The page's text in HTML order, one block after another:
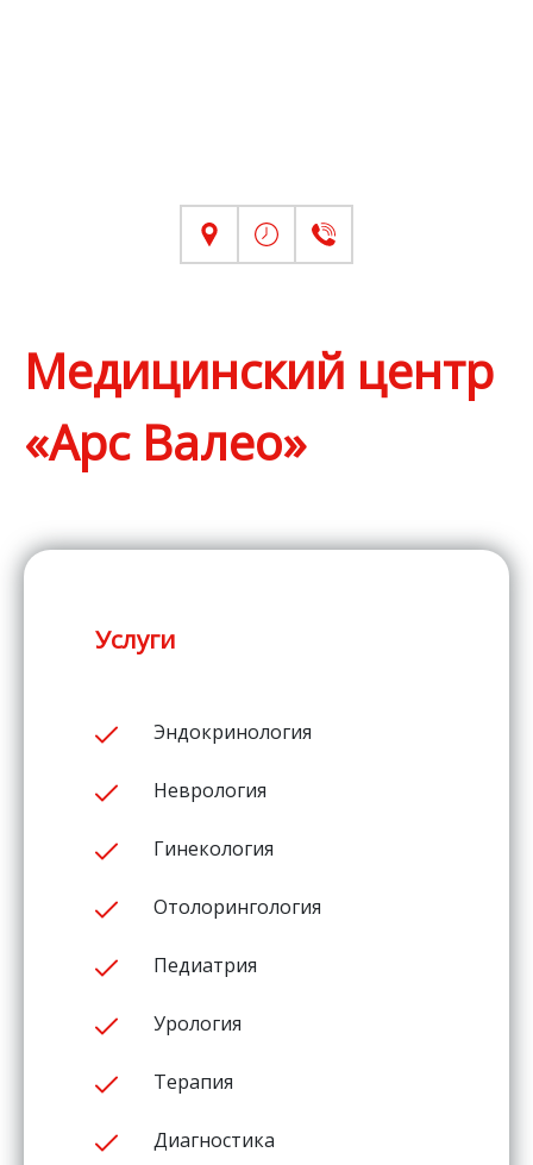
Медицинский центр
«Арс Валео»
Услуги
Эндокринология
Неврология
Гинекология
Отолорингология
Педиатрия
Урология
Терапия
Диагностика